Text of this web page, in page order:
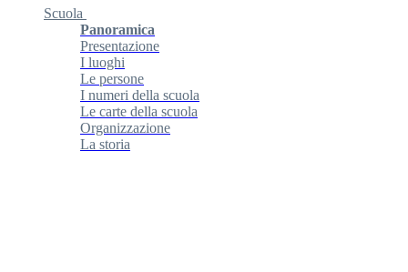
Scuola
Panoramica
Presentazione
I luoghi
Le persone
I numeri della scuola
Le carte della scuola
Organizzazione
La storia